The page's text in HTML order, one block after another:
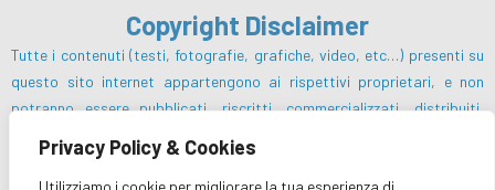
Privacy Policy & Cookies
Utilizziamo i cookie per migliorare la tua esperienza di
Copyright Disclaimer
Tutte i contenuti (testi, fotografie, grafiche, video, etc…) presenti su
questo sito internet appartengono ai rispettivi proprietari, e non
potranno essere pubblicati, riscritti, commercializzati, distribuiti,
alcun modo e sotto qualsiasi forma salvo preventiva autorizzazione da